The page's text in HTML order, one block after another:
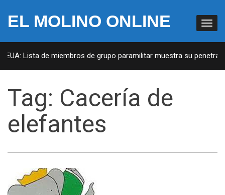
EL MOLINO ONLINE
Lista de miembros de grupo paramilitar muestra su
Tag: Cacería de
elefantes